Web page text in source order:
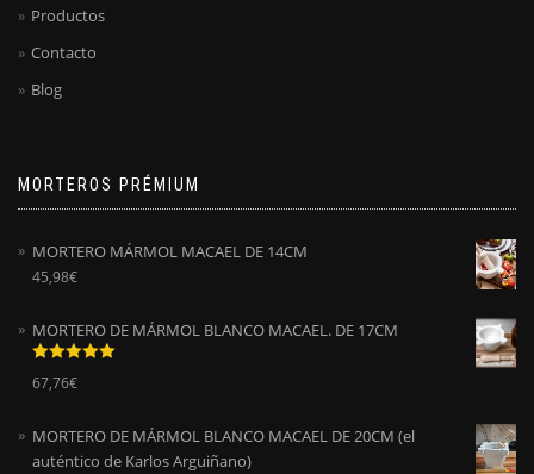
Productos
Contacto
Blog
MORTEROS PRÉMIUM
MORTERO MÁRMOL MACAEL DE 14CM
45,98€
MORTERO DE MÁRMOL BLANCO MACAEL. DE 17CM
con5.00
67,76€
MORTERO DE MÁRMOL BLANCO MACAEL DE 20CM (el
auténtico de Karlos Arguiñano)